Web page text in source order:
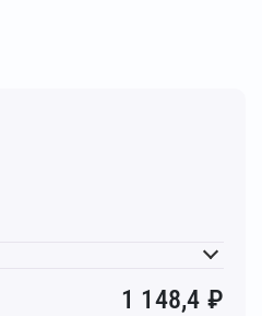
1 148,4 ₽